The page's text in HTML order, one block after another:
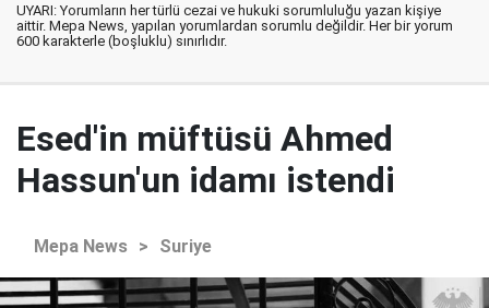
UYARI: Yorumların her türlü cezai ve hukuki sorumluluğu yazan kişiye
aittir. Mepa News, yapılan yorumlardan sorumlu değildir. Her bir yorum
600 karakterle (boşluklu) sınırlıdır.
Esed'in müftüsü Ahmed
Hassun'un idamı istendi
Mepa News > Suriye